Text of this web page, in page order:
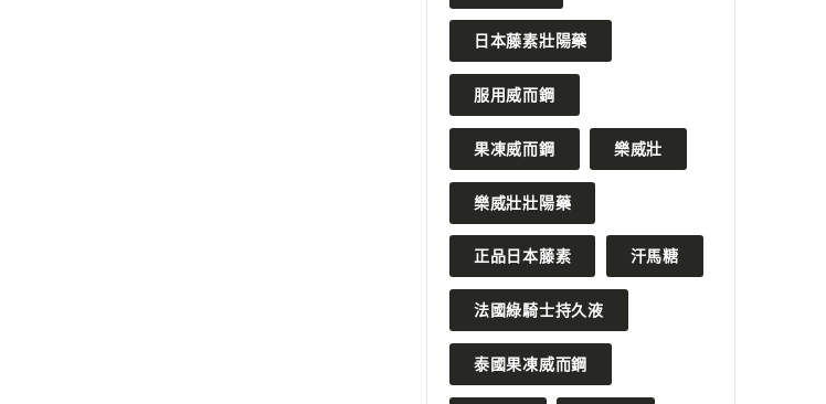
日本藤素壯陽藥
服用威而鋼
果凍威而鋼 樂威壯
樂威壯壯陽藥
正品日本藤素 汗馬糖
法國綠騎士持久液
泰國果凍威而鋼